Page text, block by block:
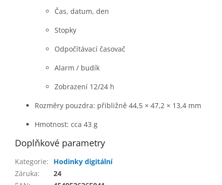
Čas, datum, den
Stopky
Odpočítávací časovač
Alarm / budík
Zobrazení 12/24 h
Rozměry pouzdra: přibližně 44,5 × 47,2 × 13,4 mm
Hmotnost: cca 43 g
Doplňkové parametry
Kategorie:
Hodinky digitální
Záruka:
24